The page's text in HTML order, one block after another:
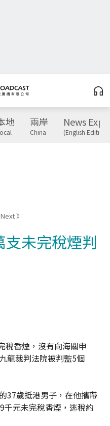
地 兩岸
China
News
(English Edition)
》
未完稅煙判
稅香煙，沒有向海關申
龍裁判法院被判監5個
37歲抵港男子，在他攜帶
千元未完稅香煙，逃稅約